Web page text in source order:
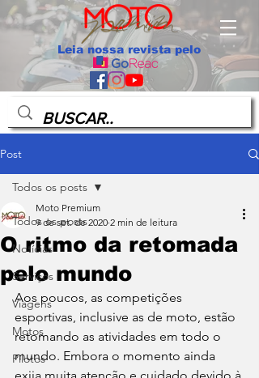
Leia nossa revista pelo
Post
Todos os posts
Notícias
Serviços
Viagens
Motos
Pilotos
Todos os posts
O ritmo da retomada
pelo mundo
Moto Premium
9 de set. de 2020 2 min de leitura
Aos poucos, as competições
esportivas, inclusive as de moto, estão
retomando as atividades em todo o
mundo. Embora o momento ainda